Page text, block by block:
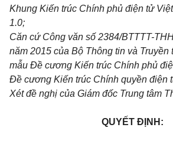
Khung Kiến trúc Chính phủ điện tử
1.0;
Căn cứ Công văn số 2384/BTTTT-
năm 2015 của Bộ Thông tin và
mẫu Đề cương Kiến trúc Chính phủ
Đề cương Kiến trúc Chính quyền điện
Xét đề nghị của Giám đốc Trung tâm
QUYẾT ĐỊNH: